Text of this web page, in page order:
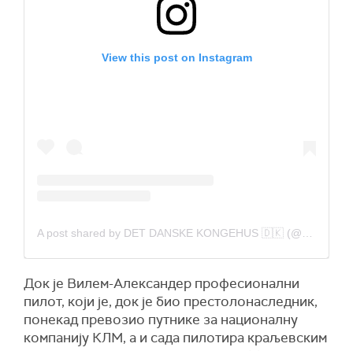
View this post on Instagram
Док је Вилем-Александер професионални
пилот, који је, док је био престолонаследник,
понекад превозио путнике за националну
компанију КЛМ, а и сада пилотира краљевским